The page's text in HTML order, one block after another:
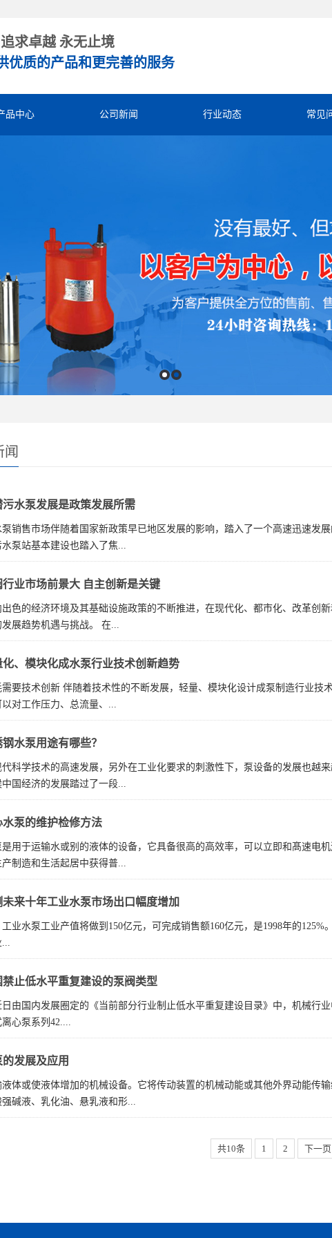
追求卓越 永无止境
优质的产品和更完善的服务
品中心 公司新闻 行业动态 常见
闻
污水泵发展是政策发展所需
销售市场伴随着国家新政策早已地区发展的影响，踏入了一个高速迅速发
泵站基本建设也踏入了焦...
行业市场前景大 自主创新是关键
出色的经济环境及其基础设施政策的不断推进，在现代化、都市化、改革创
发展趋势机遇与挑战。 在...
化、模块化成水泵行业技术创新趋势
要技术创新 伴随着技术性的不断发展，轻量、模块化设计成泵制造行业技
对工作压力、总流量、...
水泵用途有哪些？
科学技术的高速发展，另外在工业化要求的刺激性下，泵设备的发展也越
国经济的发展踏过了一段...
水泵的维护检修方法
是用于运输水或别的液体的设备，它具备很高的高效率，可以立即和髙速电
制造和生活起居中获得普...
未来十年工业水泵市场出口幅度增加
工业水泵工业产值将做到150亿元，可完成销售额160亿元，是1998年的
...
禁止低水平重复建设的泵阀类型
由国内发展圈定的《当前部分行业制止低水平重复建设目录》中，机械行
心泵系列42....
的发展及应用
体或使液体增加的机械设备。它将传动装置的机械动能或其他外界动能传
碱液、乳化油、悬乳液和形...
共10条 1 2 下一页